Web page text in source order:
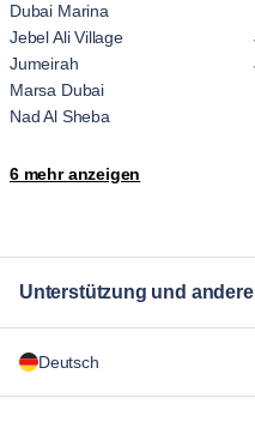
Dubai Marina
Jebel Ali Village
Jumeirah
Marsa Dubai
Nad Al Sheba
Umm Suqeim
6 mehr anzeigen
Unterstützung und
Für Unternehmen
Deutsch